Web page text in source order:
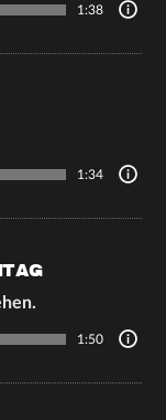
1:38
1:34
1:50